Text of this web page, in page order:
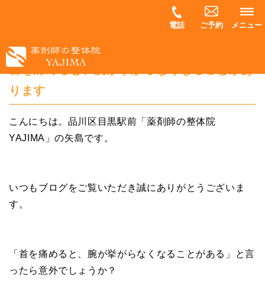
電話 ご予約 メニュー
首を痛めると、腕が挙がらなくなることがあ
ります
こんにちは。品川区目黒駅前「薬剤師の整体院
YAJIMA」の矢島です。
いつもブログをご覧いただき誠にありがとうございま
す。
「首を痛めると、腕が挙がらなくなることがある」と言
ったら意外でしょうか？